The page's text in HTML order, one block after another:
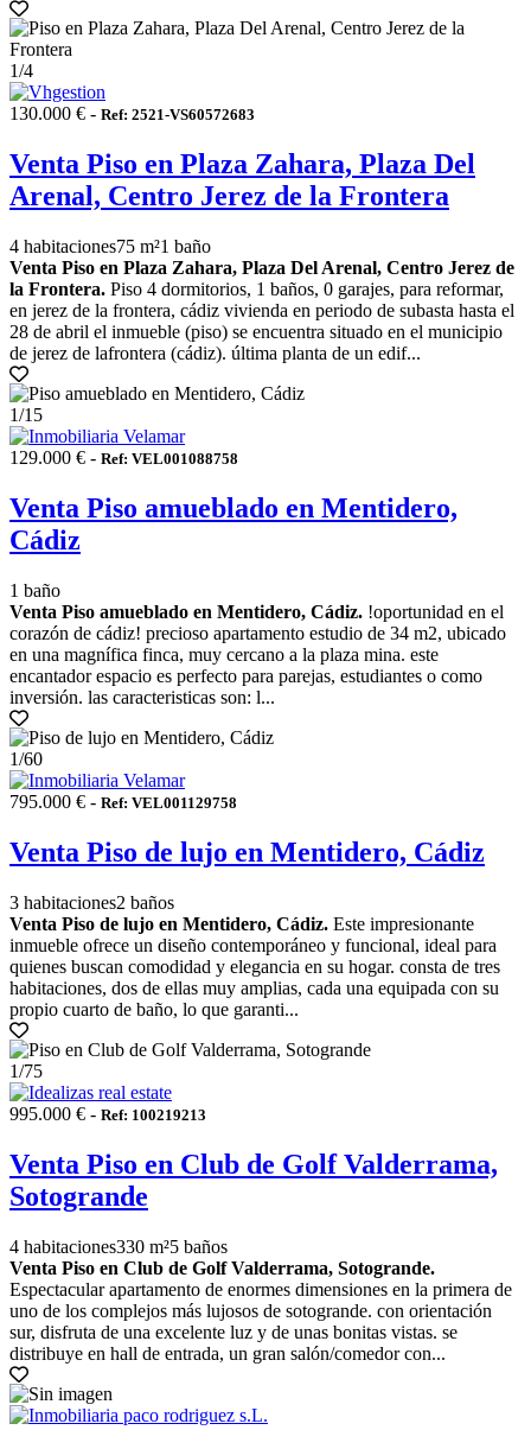
1/4
130.000 € - Ref: 2521-VS60572683
Venta Piso en Plaza Zahara, Plaza Del
Arenal, Centro Jerez de la Frontera
4 habitaciones75 m²1 baño
Venta Piso en Plaza Zahara, Plaza Del Arenal, Centro Jerez de
la Frontera. Piso 4 dormitorios, 1 baños, 0 garajes, para reformar,
en jerez de la frontera, cádiz vivienda en periodo de subasta hasta el
28 de abril el inmueble (piso) se encuentra situado en el municipio
de jerez de lafrontera (cádiz). última planta de un edif...
1/15
129.000 € - Ref: VEL001088758
Venta Piso amueblado en Mentidero,
Cádiz
1 baño
Venta Piso amueblado en Mentidero, Cádiz. !oportunidad en el
corazón de cádiz! precioso apartamento estudio de 34 m2, ubicado
en una magnífica finca, muy cercano a la plaza mina. este
encantador espacio es perfecto para parejas, estudiantes o como
inversión. las caracteristicas son: l...
1/60
795.000 € - Ref: VEL001129758
Venta Piso de lujo en Mentidero, Cádiz
3 habitaciones2 baños
Venta Piso de lujo en Mentidero, Cádiz. Este impresionante
inmueble ofrece un diseño contemporáneo y funcional, ideal para
quienes buscan comodidad y elegancia en su hogar. consta de tres
habitaciones, dos de ellas muy amplias, cada una equipada con su
propio cuarto de baño, lo que garanti...
1/75
995.000 € - Ref: 100219213
Venta Piso en Club de Golf Valderrama,
Sotogrande
4 habitaciones330 m²5 baños
Venta Piso en Club de Golf Valderrama, Sotogrande.
Espectacular apartamento de enormes dimensiones en la primera de
uno de los complejos más lujosos de sotogrande. con orientación
sur, disfruta de una excelente luz y de unas bonitas vistas. se
distribuye en hall de entrada, un gran salón/comedor con...